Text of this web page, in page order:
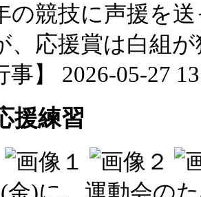
の競技に声援を
、応援賞は白組
事】 2026-05-27
援練習